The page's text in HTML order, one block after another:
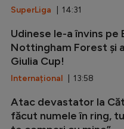
SuperLiga | 14:31
Udinese le-a învins pe
Nottingham Forest și
Giulia Cup!
Internațional | 13:58
Atac devastator la
făcut numele în ring,